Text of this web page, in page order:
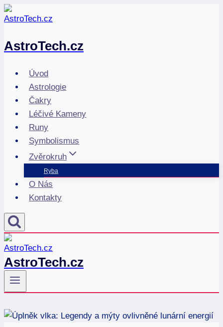
Přeskočit
na
AstroTech.cz
Úvod
Astrologie
Čakry
Léčivé Kameny
Runy
Symbolismus
Zvěrokruh
Ryba
O Nás
Kontakty
AstroTech.cz